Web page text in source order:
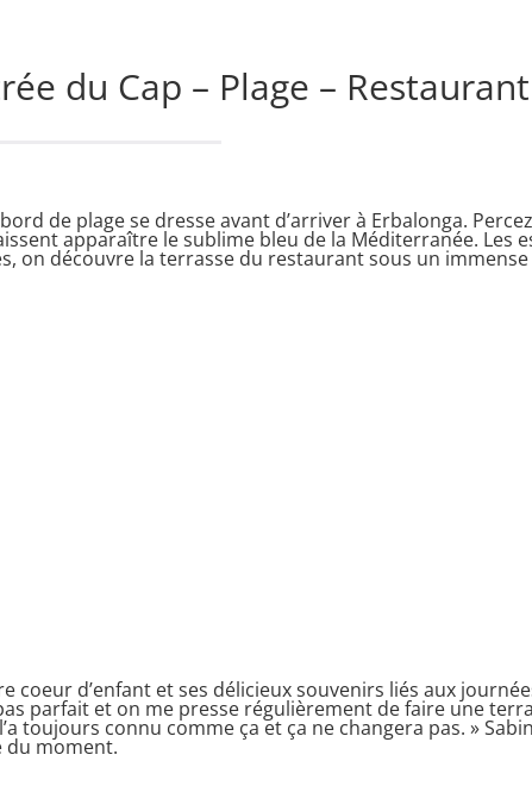
du Cap – Plage –
de plage se dresse avant d’arriver à Erbalonga.
apparaître le sublime bleu de la Méditerranée. Les
on découvre la terrasse du restaurant sous un
d’enfant et ses délicieux souvenirs liés aux
parfait et on me presse régulièrement de faire une
toujours connu comme ça et ça ne changera pas. »
du moment.